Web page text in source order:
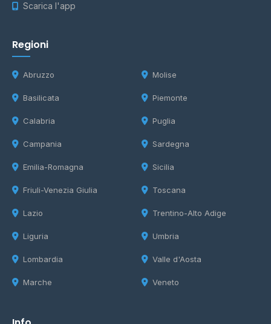
Scarica l'app
Regioni
Abruzzo
Basilicata
Calabria
Campania
Emilia-Romagna
Friuli-Venezia Giulia
Lazio
Liguria
Lombardia
Marche
Molise
Piemonte
Puglia
Sardegna
Sicilia
Toscana
Trentino-Alto Adige
Umbria
Valle d'Aosta
Veneto